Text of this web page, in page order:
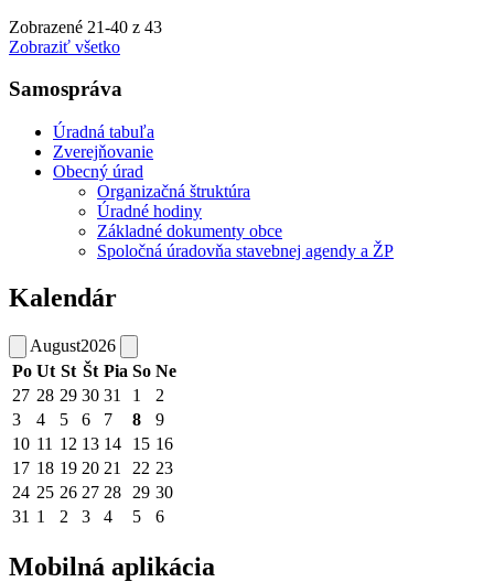
Zobrazené 21-40 z 43
Zobraziť všetko
Samospráva
Úradná tabuľa
Zverejňovanie
Obecný úrad
Organizačná štruktúra
Úradné hodiny
Základné dokumenty obce
Spoločná úradovňa stavebnej agendy a ŽP
Kalendár
August2026
Po Ut St Št Pia So Ne
27 28 29 30 31 1
2
3
4 5 6 7 8
9
10 11 12 13 14 15 16
17 18 19 20 21 22 23
24 25 26 27 28 29 30
31 1 2 3 4 5 6
Mobilná aplikácia